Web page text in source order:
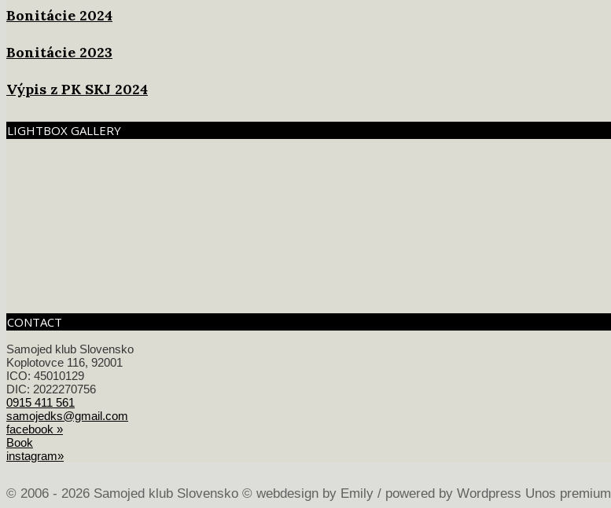
Bonitácie 2024
Bonitácie 2023
Výpis z PK SKJ 2024
LIGHTBOX GALLERY
CONTACT
Samojed klub Slovensko
Koplotovce 116, 92001
ICO: 45010129
DIC: 2022270756
0915 411 561
samojedks@gmail.com
facebook »
Book
instagram»
© 2006 - 2026 Samojed klub Slovensko © webdesign by Emily / powered by Wordpress Unos premium